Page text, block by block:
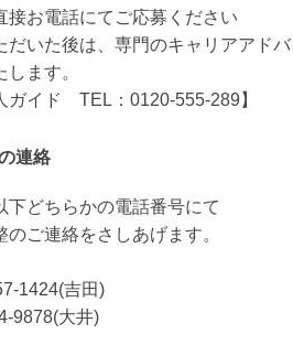
接お電話にてご応募ください
だいた後は、専門のキャリアアド
します。
ガイド TEL：0120-555-289】
連絡
下どちらかの電話番号にて
のご連絡をさしあげます。
1424(吉田)
9878(大井)